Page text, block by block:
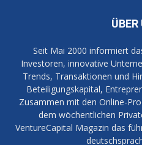
ÜBER
Seit Mai 2000 informiert
Investoren, innovative
Trends, Transaktionen und
Beteiligungskapital,
Zusammen mit den Online-
dem wöchentlichen
VentureCapital Magazin das